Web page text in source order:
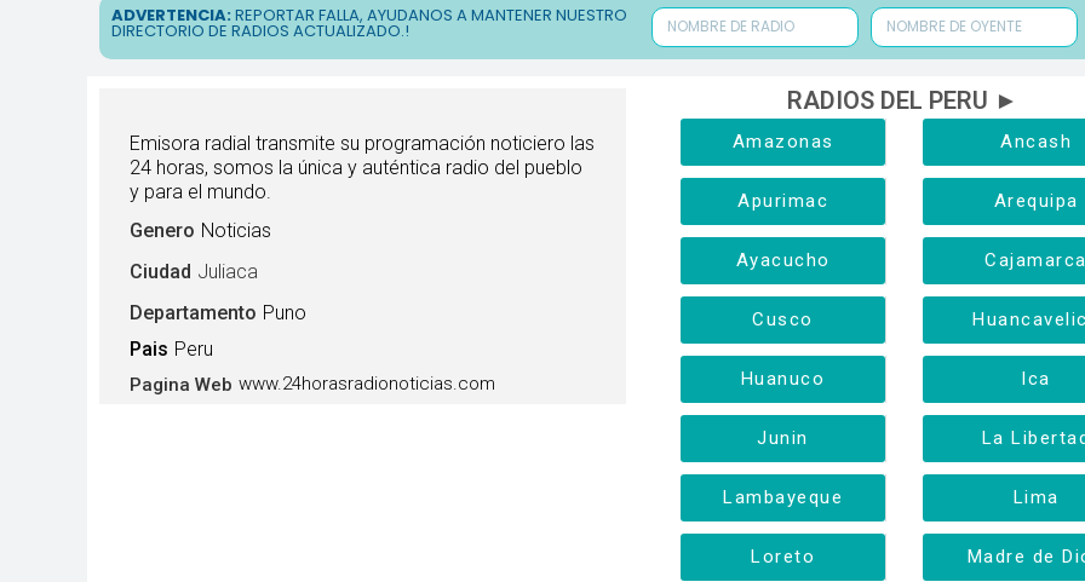
ADVERTENCIA: REPORTAR FALLA, AYUDANOS A MANTENER NUESTRO
DIRECTORIO DE RADIOS ACTUALIZADO.!
Emisora radial transmite su programación noticiero las
24 horas, somos la única y auténtica radio del pueblo
y para el mundo.
Genero Noticias
Ciudad Juliaca
Departamento Puno
Pais Peru
Pagina Web www.24horasradionoticias.com
RADIOS DEL PERU ►
Amazonas Ancash
Apurimac Arequipa
Ayacucho
Cusco
Huanuco Ica
Junin La
Lambayeque Lima
Loreto Madre de